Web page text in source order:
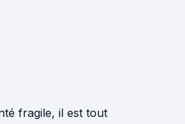
fragile, il est tout